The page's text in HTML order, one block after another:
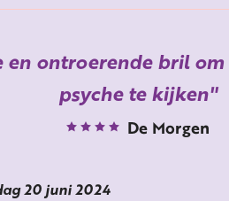
en ontroerende bril
psyche te kijken
De Morgen
20 juni 2024